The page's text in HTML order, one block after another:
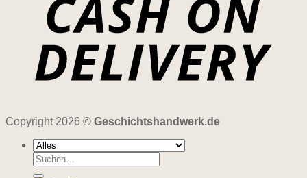
Copyright 2026 © Geschichtshandwerk.de
Suchen
nach: